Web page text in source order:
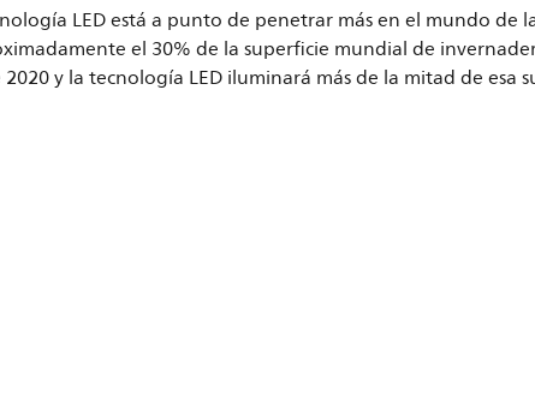
LED está a punto de penetrar más en el mundo de
el 30% de la superficie mundial de
y la tecnología LED iluminará más de la mitad de esa